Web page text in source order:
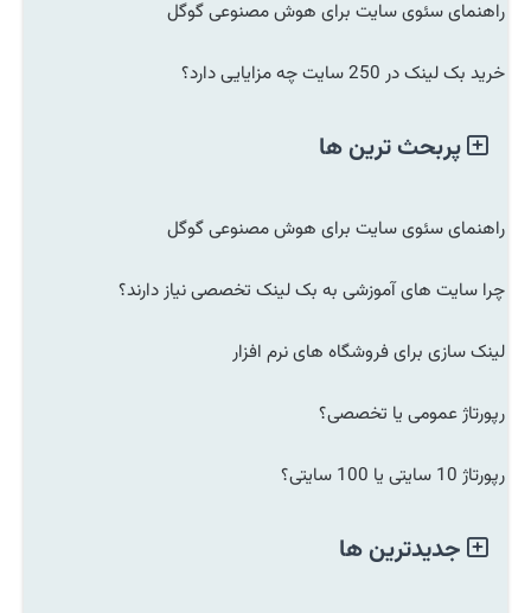
راهنمای سئوی سایت برای هوش مصنوعی گوگل
خرید بک لینک در 250 سایت چه مزایایی دارد؟
پربحث ترین ها
راهنمای سئوی سایت برای هوش مصنوعی گوگل
چرا سایت های آموزشی به بک لینک تخصصی نیاز دارند؟
لینک سازی برای فروشگاه های نرم افزار
رپورتاژ عمومی یا تخصصی؟
رپورتاژ 10 سایتی یا 100 سایتی؟
جدیدترین ها